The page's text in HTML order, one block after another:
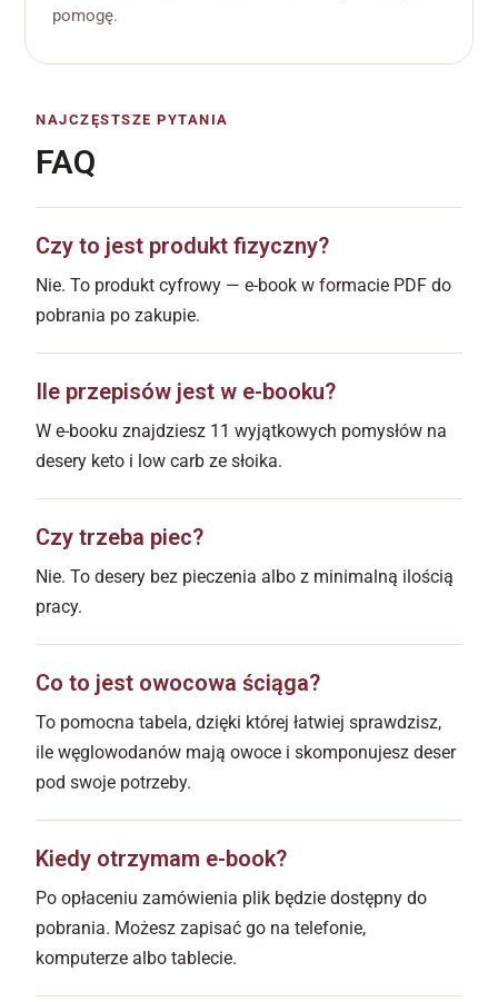
pomogę.
NAJCZĘSTSZE PYTANIA
FAQ
Czy to jest produkt fizyczny?
Nie. To produkt cyfrowy — e-book w formacie PDF do
pobrania po zakupie.
Ile przepisów jest w e-booku?
W e-booku znajdziesz 11 wyjątkowych pomysłów na
desery keto i low carb ze słoika.
Czy trzeba piec?
Nie. To desery bez pieczenia albo z minimalną ilością
pracy.
Co to jest owocowa ściąga?
To pomocna tabela, dzięki której łatwiej sprawdzisz,
ile węglowodanów mają owoce i skomponujesz deser
pod swoje potrzeby.
Kiedy otrzymam e-book?
Po opłaceniu zamówienia plik będzie dostępny do
pobrania. Możesz zapisać go na telefonie,
komputerze albo tablecie.